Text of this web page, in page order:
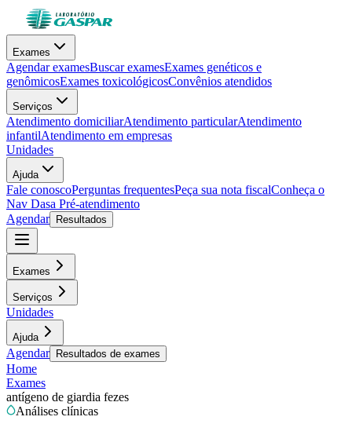
Exames
Agendar examesBuscar examesExames genéticos e
genômicosExames toxicológicosConvênios atendidos
Serviços
Atendimento domiciliarAtendimento particularAtendimento
infantilAtendimento em empresas
Unidades
Ajuda
Fale conoscoPerguntas frequentesPeça sua nota fiscalConheça o
Nav Dasa Pré-atendimento
Agendar
Resultados
Exames
Serviços
Unidades
Ajuda
Agendar Resultados de exames
Home
Exames
antígeno de giardia fezes
Análises clínicas